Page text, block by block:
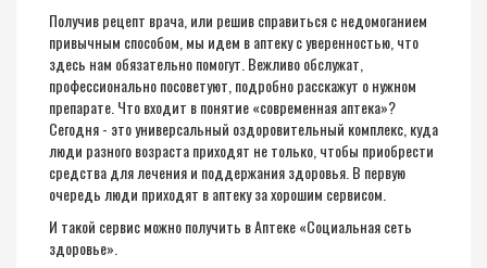
Получив рецепт врача, или решив справиться с недомоганием
привычным способом, мы идем в аптеку с уверенностью, что
здесь нам обязательно помогут. Вежливо обслужат,
профессионально посоветуют, подробно расскажут о нужном
препарате. Что входит в понятие «современная аптека»?
Сегодня - это универсальный оздоровительный комплекс, куда
люди разного возраста приходят не только, чтобы приобрести
средства для лечения и поддержания здоровья. В первую
очередь люди приходят в аптеку за хорошим сервисом.
И такой сервис можно получить в Аптеке «Социальная сеть
здоровье».